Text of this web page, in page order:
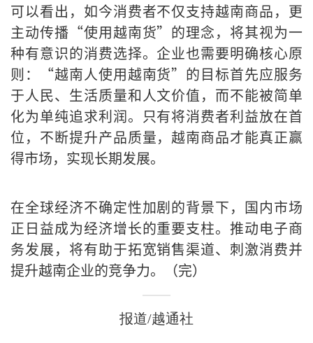
可以看出，如今消费者不仅支持越南商品，更
主动传播“使用越南货”的理念，将其视为一
种有意识的消费选择。企业也需要明确核心原
则：“越南人使用越南货”的目标首先应服务
于人民、生活质量和人文价值，而不能被简单
化为单纯追求利润。只有将消费者利益放在首
位，不断提升产品质量，越南商品才能真正赢
得市场，实现长期发展。
在全球经济不确定性加剧的背景下，国内市场
正日益成为经济增长的重要支柱。推动电子商
务发展，将有助于拓宽销售渠道、刺激消费并
提升越南企业的竞争力。（完）
报道/越通社